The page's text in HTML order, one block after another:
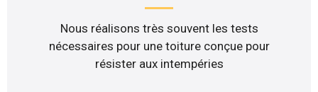
Nous réalisons très souvent les tests
nécessaires pour une toiture conçue pour
résister aux intempéries